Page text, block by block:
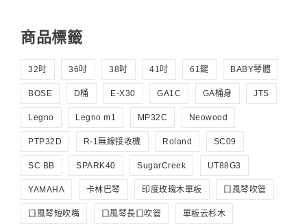
商品標籤
32吋 36吋 38吋 41吋 61鍵 BABY琴體
BOSE D桶 E-X30 GA1C GA桶身 JTS
Legno Legno m1 MP32C Neowood
PTP32D R-1無線接收機 Roland SC09
SC BB SPARK40 SugarCreek UT88G3
YAMAHA 卡林巴琴 印度玫瑰木單板 口風琴吹管
口風琴短吹嘴 口風琴長口吹管 單板云杉木